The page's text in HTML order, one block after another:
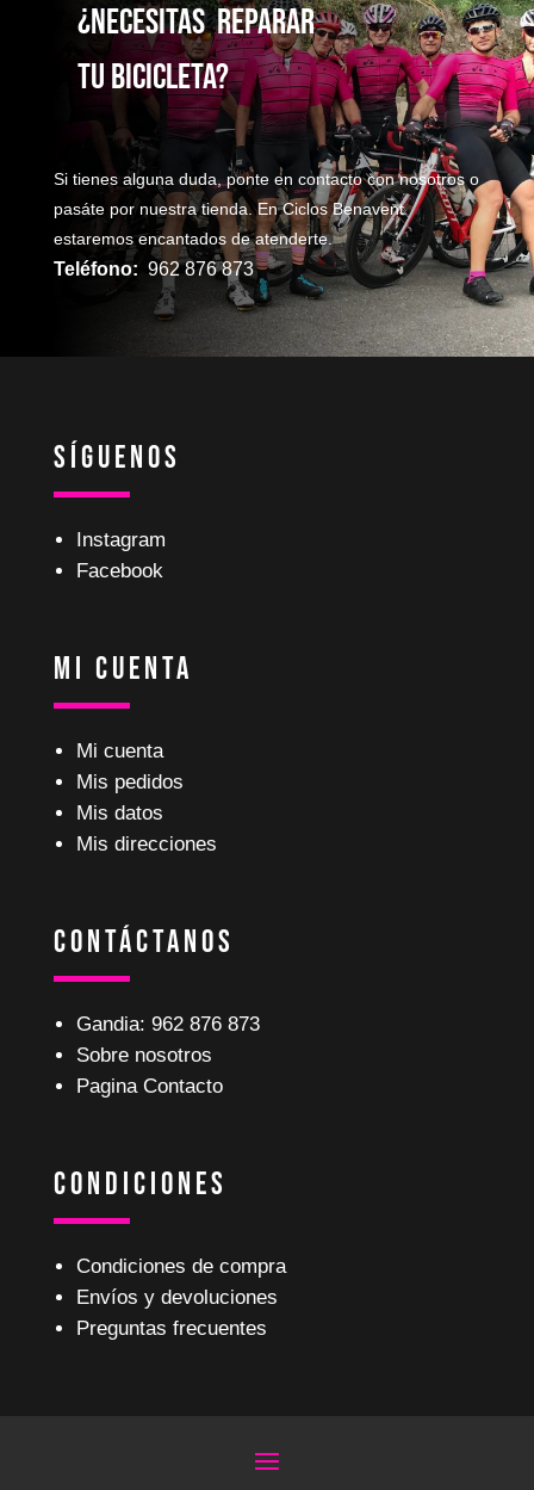
¿NecesitaS reparaR
TU bicicleta?
Si tienes alguna duda, ponte en contacto con nosotros o
pasáte por nuestra tienda. En Ciclos Benavent
estaremos encantados de atenderte.
Teléfono: 962 876 873
Síguenos
Instagram
Facebook
Mi Cuenta
Mi cuenta
Mis pedidos
Mis datos
Mis direcciones
Contáctanos
Gandia: 962 876 873
Sobre nosotros
Pagina Contacto
Condiciones
Condiciones de compra
Envíos y devoluciones
Preguntas frecuentes